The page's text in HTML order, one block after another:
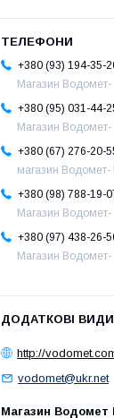
+380 (93) 194-35-
Магазин Водомет-
+380 (95) 031-44-
Магазин Водомет-
+380 (67) 276-20-
магазин Водомет-
+380 (98) 788-19-
Магазин Водомет-
+380 (97) 438-26-
Магазин Водомет-
http://
vodomet@ukr.net
Магазин Водомет